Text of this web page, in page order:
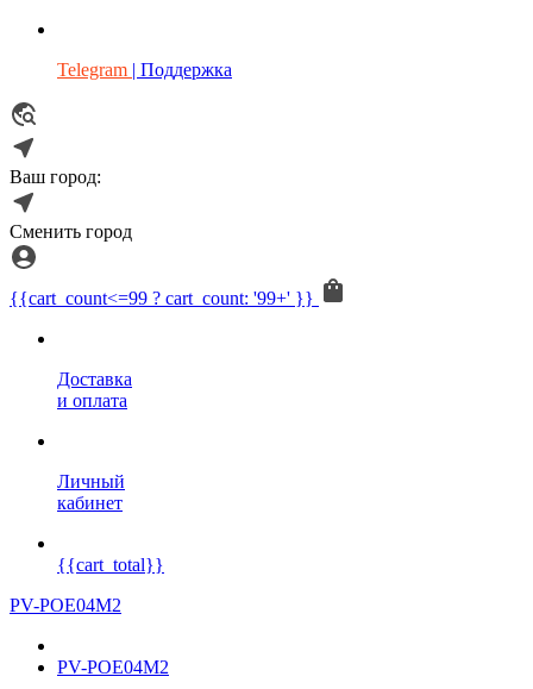
Telegram | Поддержка
Ваш город:
Сменить город
{{cart_count<=99 ? cart_count: '99+' }}
Доставка
и оплата
Личный
кабинет
{{cart_total}}
PV-POE04M2
PV-POE04M2